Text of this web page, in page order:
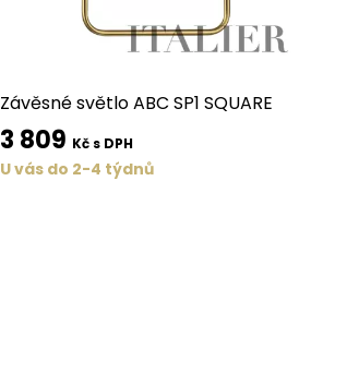
Závěsné světlo ABC SP1 SQUARE
3 809 Kč s DPH
U vás do 2-4 týdnů